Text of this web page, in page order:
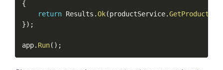
{
return Results .Ok(productService.GetProducts
}) ;
app. Run( ) ;